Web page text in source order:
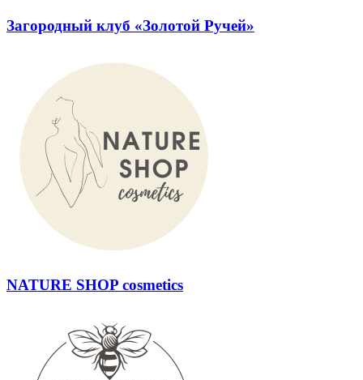
Загородный клуб «Золотой Ручей»
NATURE SHOP cosmetics